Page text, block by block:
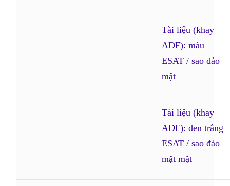
Tài liệu (khay
ADF): màu
ESAT / sao đảo
mặt
Tài liệu (khay
ADF): đen trắng
ESAT / sao đảo
mặt mặt